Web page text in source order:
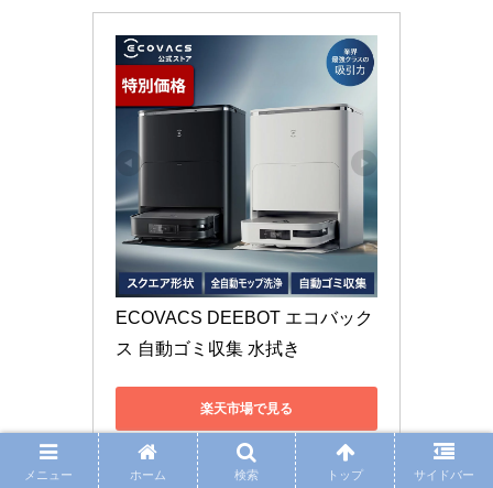
ECOVACS DEEBOT エコバック
ス 自動ゴミ収集 水拭き
楽天市場で見る
Amazonで見る
メニュー ホーム 検索 トップ サイドバー